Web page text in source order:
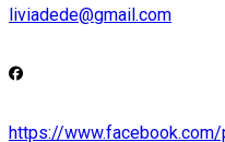
liviadede@gmail.com
https://www.facebook.com/